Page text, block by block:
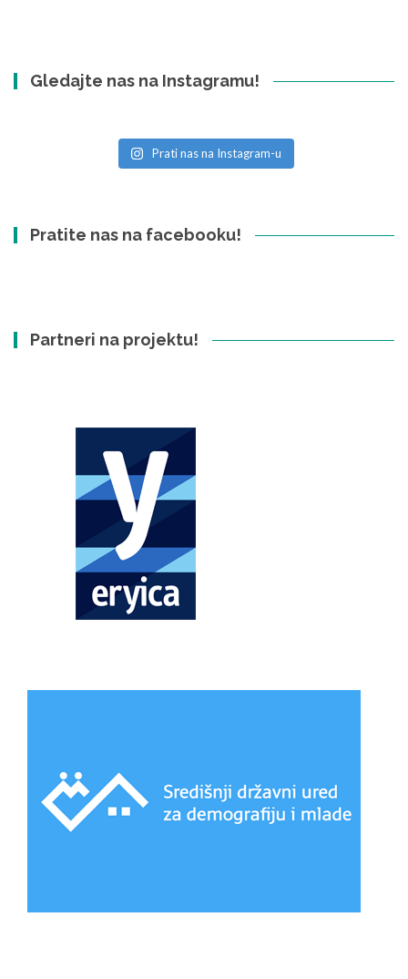
Gledajte nas na Instagramu!
Prati nas na Instagram-u
Pratite nas na facebooku!
Partneri na projektu!